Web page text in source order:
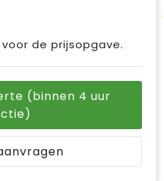
de prijsopgave.
(binnen 4 uur